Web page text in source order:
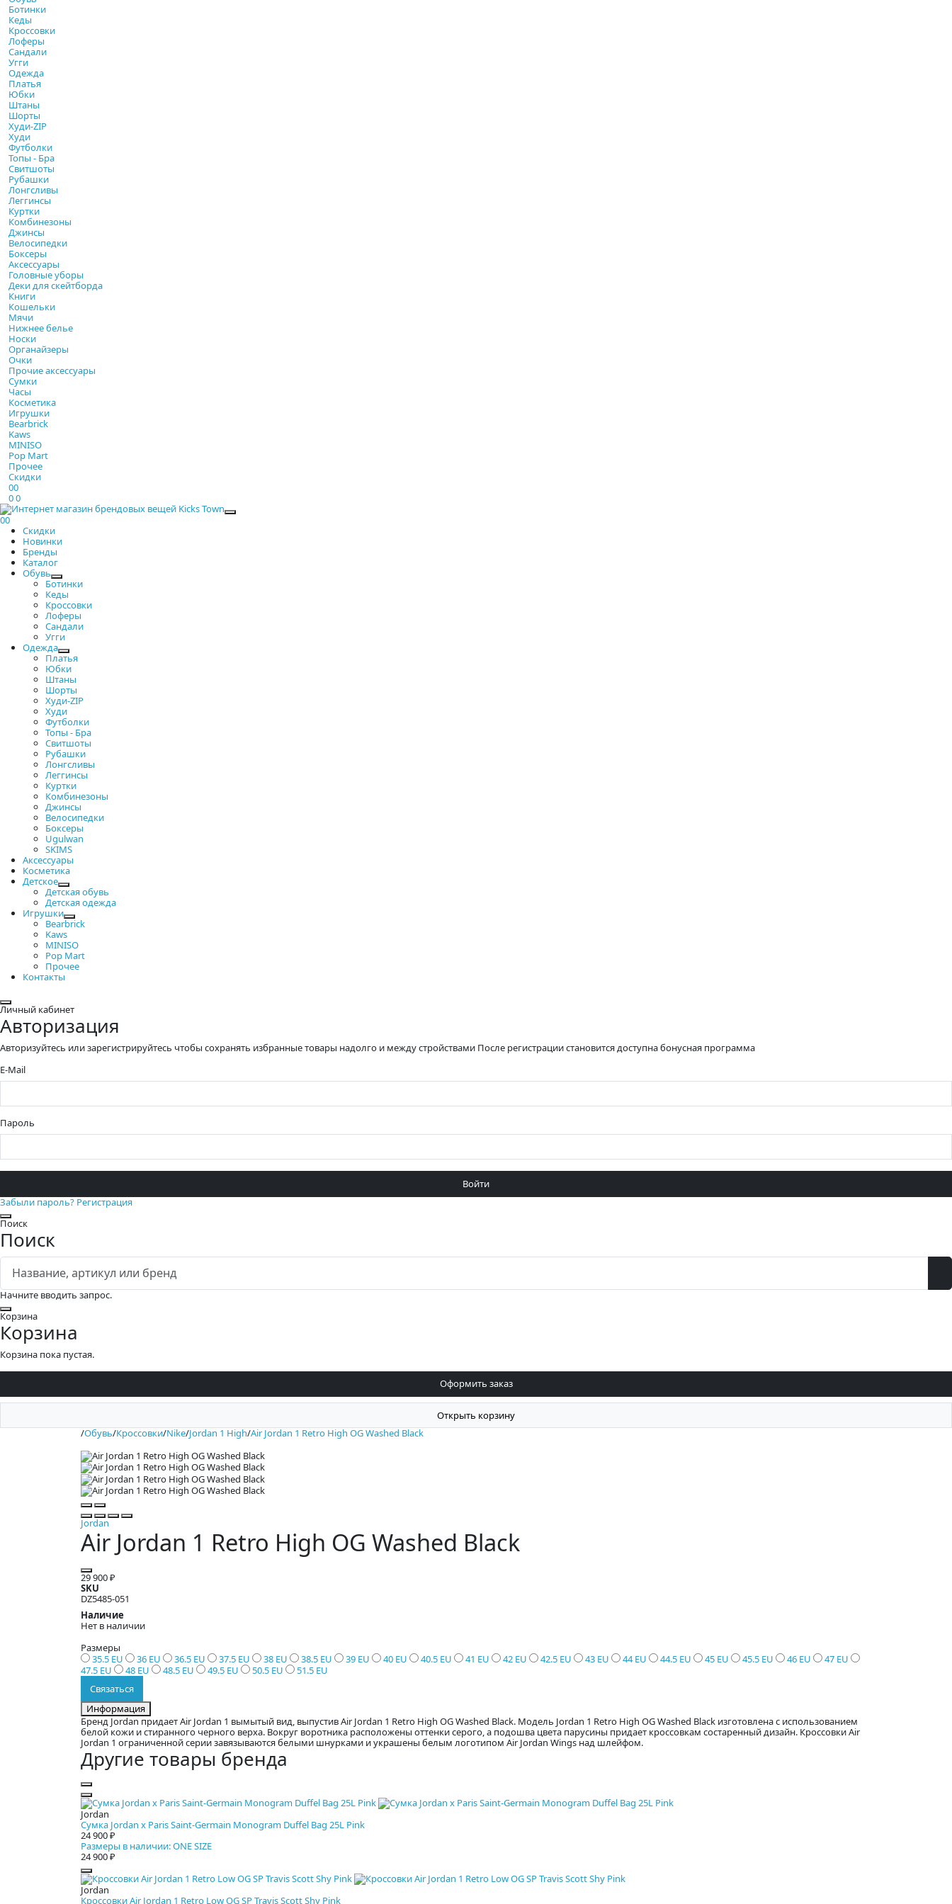
Ботинки
Кеды
Кроссовки
Лоферы
Сандали
Угги
Одежда
Платья
Юбки
Штаны
Шорты
Худи-ZIP
Худи
Футболки
Топы - Бра
Свитшоты
Рубашки
Лонгсливы
Леггинсы
Куртки
Комбинезоны
Джинсы
Велосипедки
Боксеры
Аксессуары
Головные уборы
Деки для скейтборда
Книги
Кошельки
Мячи
Нижнее белье
Носки
Органайзеры
Очки
Прочие аксессуары
Сумки
Часы
Косметика
Игрушки
Bearbrick
Kaws
MINISO
Pop Mart
Прочее
Скидки
00
00
Закрыть
00
Скидки
Новинки
Бренды
Каталог
Обувь
Ботинки
Кеды
Кроссовки
Лоферы
Сандали
Угги
Одежда
Платья
Юбки
Штаны
Шорты
Худи-ZIP
Худи
Футболки
Топы - Бра
Свитшоты
Рубашки
Лонгсливы
Леггинсы
Куртки
Комбинезоны
Джинсы
Велосипедки
Боксеры
Ugulwan
SKIMS
Аксессуары
Косметика
Детское
Детская обувь
Детская одежда
Игрушки
Bearbrick
Kaws
MINISO
Pop Mart
Прочее
Контакты
Закрыть
Личный кабинет
Авторизация
Авторизуйтесь или зарегистрируйтесь чтобы сохранять избранные товары надолго и между стройствами После регистрации становится доступна бонусная программа
E-Mail
Пароль
Войти
Забыли пароль? Регистрация
Закрыть
Поиск
Поиск
Начните вводить запрос.
Закрыть
Корзина
Корзина
Корзина пока пустая.
Оформить заказ
Открыть корзину
/Обувь/Кроссовки/Nike/Jordan 1 High/Air Jordan 1 Retro High OG Washed Black
Jordan
Air Jordan 1 Retro High OG Washed Black
29 900 ₽
SKU
DZ5485-051
Наличие
Нет в наличии
Размеры
35.5 EU
36 EU 36.5 EU 37.5 EU 38 EU 38.5 EU 39 EU 40 EU 40.5 EU 41 EU 42 EU 42.5 EU 43 EU 44 EU 44.5 EU 45 EU 45.5 EU 46 EU
47 EU
47.5 EU
48 EU 48.5 EU 49.5 EU 50.5 EU
51.5 EU
Связаться
Информация
Бренд Jordan придает Air Jordan 1 вымытый вид, выпустив Air Jordan 1 Retro High OG Washed Black. Модель Jordan 1 Retro High OG Washed Black изготовлена с использованием
белой кожи и стиранного черного верха. Вокруг воротника расположены оттенки серого, а подошва цвета парусины придает кроссовкам состаренный дизайн. Кроссовки Air
Jordan 1 ограниченной серии завязываются белыми шнурками и украшены белым логотипом Air Jordan Wings над шлейфом.
Другие товары бренда
Jordan
Сумка Jordan x Paris Saint-Germain Monogram Duffel Bag 25L Pink
24 900 ₽
Размеры в наличии: ONE SIZE
24 900 ₽
Jordan
Кроссовки Air Jordan 1 Retro Low OG SP Travis Scott Shy Pink